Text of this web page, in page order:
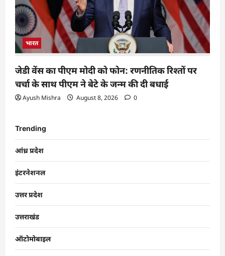
भारत
जेडी वेंस का पीएम मोदी को फोन: रणनीतिक रिश्तों पर
चर्चा के साथ पीएम ने बेटे के जन्म की दी बधाई
Ayush Mishra August 8, 2026 0
Trending
आंध्र प्रदेश
इंटरनेशनल
उत्तर प्रदेश
उत्तराखंड
ऑटोमोबाइल